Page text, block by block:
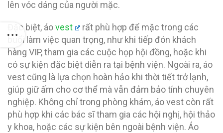
lên vóc dáng của người mặc.
Đặc biệt, áovest
rất phù hợp để mặc trong các
buổi làm việc quan trọng, như khi tiếp đón khách
hàng VIP, tham gia các cuộc họp hội đồng, hoặc khi
có sự kiện đặc biệt diễn ra tại bệnh viện. Ngoài ra, áo
vest cũng là lựa chọn hoàn hảo khi thời tiết trở lạnh,
giúp giữ ấm cho cơ thể mà vẫn đảm bảo tính chuyên
nghiệp. Không chỉ trong phòng khám, áo vest còn rất
phù hợp khi các bác sĩ tham gia các hội nghị, hội thảo
y khoa, hoặc các sự kiện bên ngoài bệnh viện. Áo